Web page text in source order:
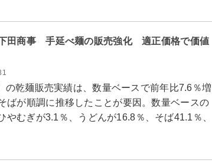
田商事 手延べ麺の販売強化 適正価格で価値
乾麺販売実績は、数量ベースで前年比7.6％増
ばが順調に推移したことが要因。数量ベースの
やむぎが3.1％、うどんが16.8％、そば41.1％、